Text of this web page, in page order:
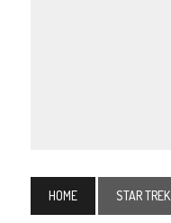
HOME STAR TREK